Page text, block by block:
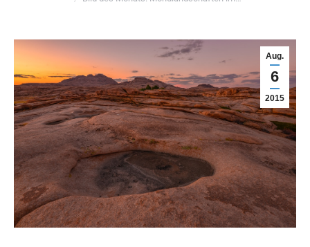
Aug.
6
2015